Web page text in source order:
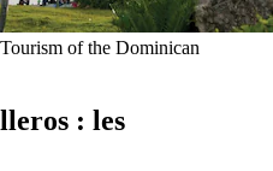
of the Dominican
: les